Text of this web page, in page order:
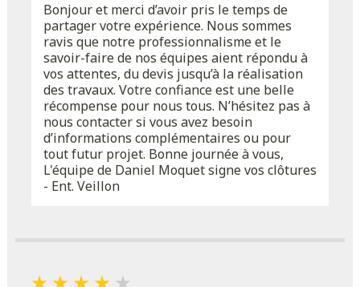
Bonjour et merci d’avoir pris le temps de
partager votre expérience. Nous sommes
ravis que notre professionnalisme et le
savoir-faire de nos équipes aient répondu à
vos attentes, du devis jusqu’à la réalisation
des travaux. Votre confiance est une belle
récompense pour nous tous. N’hésitez pas à
nous contacter si vous avez besoin
d’informations complémentaires ou pour
tout futur projet. Bonne journée à vous,
L'équipe de Daniel Moquet signe vos clôtures
- Ent. Veillon